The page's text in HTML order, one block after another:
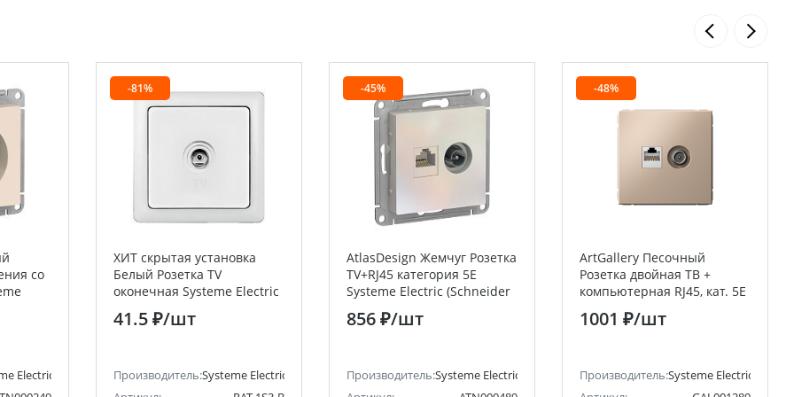
со
Electric (ранее Schneider Electric)
-81%
ХИТ скрытая установка
Белый Розетка TV
оконечная Systeme Electric
(Schneider Electric)
41.5 ₽/шт
Производитель:Systeme Electric (ранее Schneider Electric)
-45%
AtlasDesign Жемчуг Розетка
TV+RJ45 категория 5E
Systeme Electric (Schneider
Electric)
856 ₽/шт
Производитель:Systeme Electric (ранее Schneider Electric)
-48%
ArtGallery Песочный
Розетка двойная ТВ +
компьютерная RJ45, кат. 5Е
Systeme Electric (Schneider
Electric)
1001 ₽/шт
Производитель:Systeme Electric